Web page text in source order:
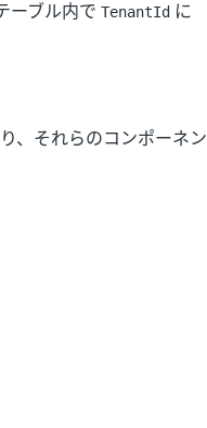
ーブル内で TenantId に
、それらのコンポーネン